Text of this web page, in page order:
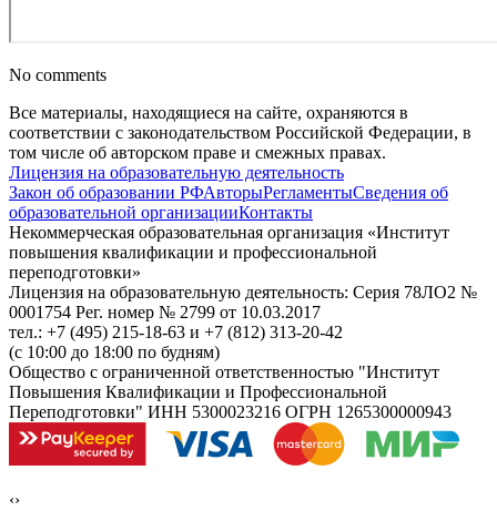
No comments
Все материалы, находящиеся на сайте, охраняются в
соответствии с законодательством Российской Федерации, в
том числе об авторском праве и смежных правах.
Лицензия на образовательную деятельность
Закон об образовании РФАвторыРегламентыСведения об
образовательной организацииКонтакты
Некоммерческая образовательная организация «Институт
повышения квалификации и профессиональной
переподготовки»
Лицензия на образовательную деятельность: Серия 78ЛО2 №
0001754 Рег. номер № 2799 от 10.03.2017
тел.: +7 (495) 215-18-63 и +7 (812) 313-20-42
(с 10:00 до 18:00 по будням)
Общество с ограниченной ответственностью "Институт
Повышения Квалификации и Профессиональной
Переподготовки" ИНН 5300023216 ОГРН 1265300000943
‹›